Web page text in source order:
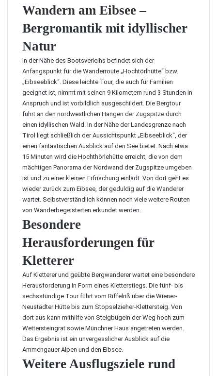
Wandern am Eibsee –
Bergromantik mit idyllischer
Natur
In der Nähe des Bootsverleihs befindet sich der
Anfangspunkt für die Wanderroute „Hochtörlhütte“ bzw.
„Eibseeblick“. Diese leichte Tour, die auch für Familien
geeignet ist, nimmt mit seinen 9 Kilometern rund 3 Stunden in
Anspruch und ist vorbildlich ausgeschildert. Die Bergtour
führt an den nordwestlichen Hängen der Zugspitze durch
einen idyllischen Wald. In der Nähe der Landesgrenze nach
Tirol
liegt schließlich der Aussichtspunkt „Eibseeblick“, der
einen fantastischen Ausblick auf den See bietet. Nach etwa
15 Minuten wird die Hochthörlehütte erreicht, die von dem
mächtigen Panorama der Nordwand der Zugspitze umgeben
ist und zu einer kleinen Erfrischung einlädt. Von dort geht es
wieder zurück zum Eibsee, der geduldig auf die Wanderer
wartet. Selbstverständlich können noch viele weitere Routen
von Wanderbegeisterten erkundet werden.
Besondere
Herausforderungen für
Kletterer
Auf Kletterer und geübte Bergwanderer wartet eine besondere
Herausforderung in Form eines Kletterstiegs. Die fünf- bis
sechsstündige Tour führt vom Riffelriß über die Wiener-
Neustädter Hütte bis zum Stopselzieher-Klettersteig. Von
dort aus kann mithilfe von Steigbügeln der Weg hoch zum
Wettersteingrat sowie Münchner Haus angetreten werden.
Das Ergebnis ist ein unvergesslicher Ausblick auf die
Ammengauer Alpen und den Eibsee.
Weitere Ausflugsziele rund